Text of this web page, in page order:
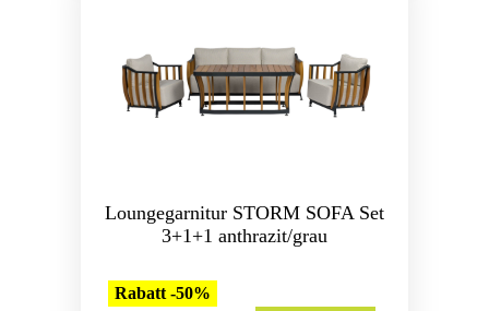
Loungegarnitur STORM SOFA Set
3+1+1 anthrazit/grau
Rabatt -50%